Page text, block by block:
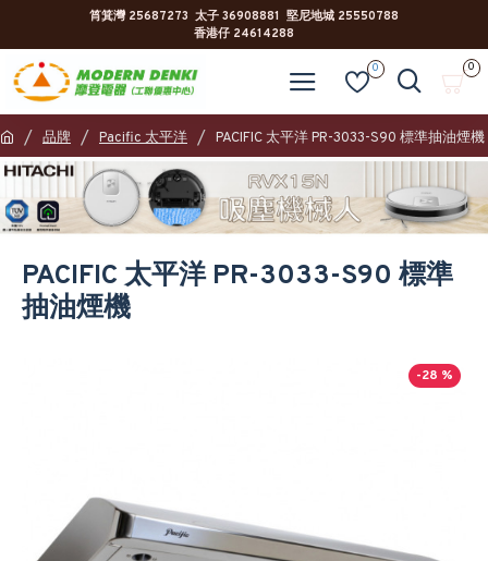
筲箕灣 25687273 太子 36908881 堅尼地城 25550788
香港仔 24614288
0 0
品牌 Pacific 太平洋 PACIFIC 太平洋 PR-3033-S90 標準抽油煙機
PACIFIC 太平洋 PR-3033-S90 標準
抽油煙機
-28 %